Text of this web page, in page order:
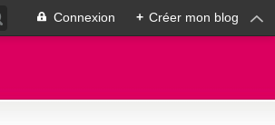
Connexion + Créer mon blog